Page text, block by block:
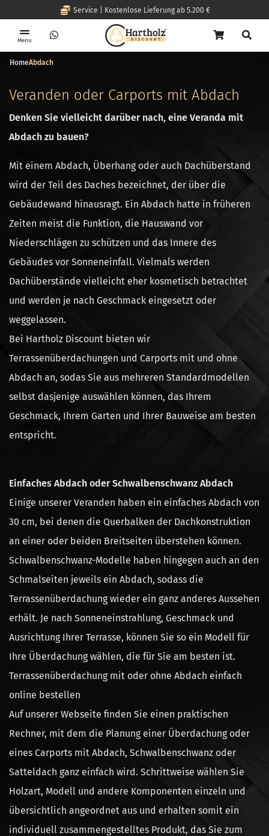
Service | Kostenlose Lieferung ab 5.200 €
Menu
HomeAbdach
Veranden oder Carports mit Abdach
Denken Sie vielleicht darüber nach, eine Veranda mit
Abdach zu bauen?
Mit einem Abdach, Überhang oder auch Dachüberstand
wird der Teil des Daches bezeichnet, der über die
Gebäudewand hinausragt. Ein Abdach hatte in früheren
Zeiten meist die Funktion, die Hauswand vor
Niederschlägen zu schützen und das Innere des
Gebäudes vor Sonneneinfall. Vielmals werden
Dachüberstände vielleicht eher kosmetisch betrachtet
und werden je nach Geschmack eingesetzt oder
weggelassen.
Bei Hartholz Discount bieten wir
Terrassenüberdachungen und Carports mit und ohne
Abdach an, sodas Sie aus mehreren Standardmodellen
selbst dasjenige auswählen können, das Ihrem
Geschmack, Ihrem Garten und Ihrer Bauweise am besten
entspricht.
Einfaches Abdach oder Schwalbenschwanz Abdach
Einige unserer Veranden haben ein einfaches Abdach von
30 cm, bei denen die Querbalken der Dachkonstruktion
an einer oder beiden Breitseiten überstehen können.
Schwalbenschwanz-Modelle haben hingegen auch an den
Schmalseiten jeweils ein Abdach, sodass die
Terrassenüberdachung wieder ein ganz anderes Aussehen
erhält. Je nach Sonneneinstrahlung, Geschmack und
Ausrichtung Ihrer Terrasse, können Sie so ein Modell für
Ihre Überdachung wählen, die für Sie am besten ist.
Terrassenüberdachung mit oder ohne Abdach einfach
online bestellen
Auf unserer Webseite finden Sie einen praktischen
Rechner, mit dem die Planung einer Überdachung oder
eines Carports mit Abdach, Schwalbenschwanz oder
Satteldach ganz einfach wird. Schrittweise wählen Sie
Holzart, Modell und andere Komponenten einzeln und
übersichtlich angeordnet aus und erhalten somit ein
individuell zusammengestelltes Produkt, das Sie zum